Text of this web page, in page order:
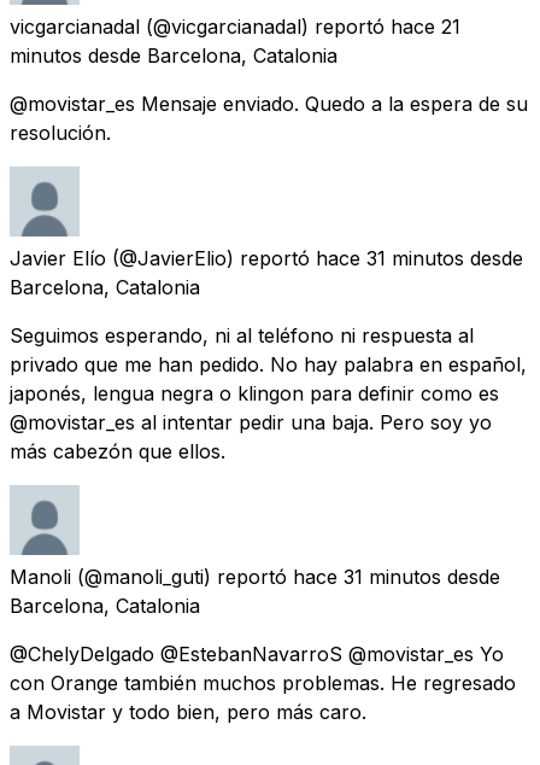
vicgarcianadal (@vicgarcianadal) reportó hace 21
minutos desde Barcelona, Catalonia
@movistar_es Mensaje enviado. Quedo a la espera de su
resolución.
Javier Elío (@JavierElio) reportó hace 31 minutos desde
Barcelona, Catalonia
Seguimos esperando, ni al teléfono ni respuesta al
privado que me han pedido. No hay palabra en español,
japonés, lengua negra o klingon para definir como es
@movistar_es al intentar pedir una baja. Pero soy yo
más cabezón que ellos.
Manoli (@manoli_guti) reportó hace 31 minutos desde
Barcelona, Catalonia
@ChelyDelgado @EstebanNavarroS @movistar_es Yo
con Orange también muchos problemas. He regresado
a Movistar y todo bien, pero más caro.